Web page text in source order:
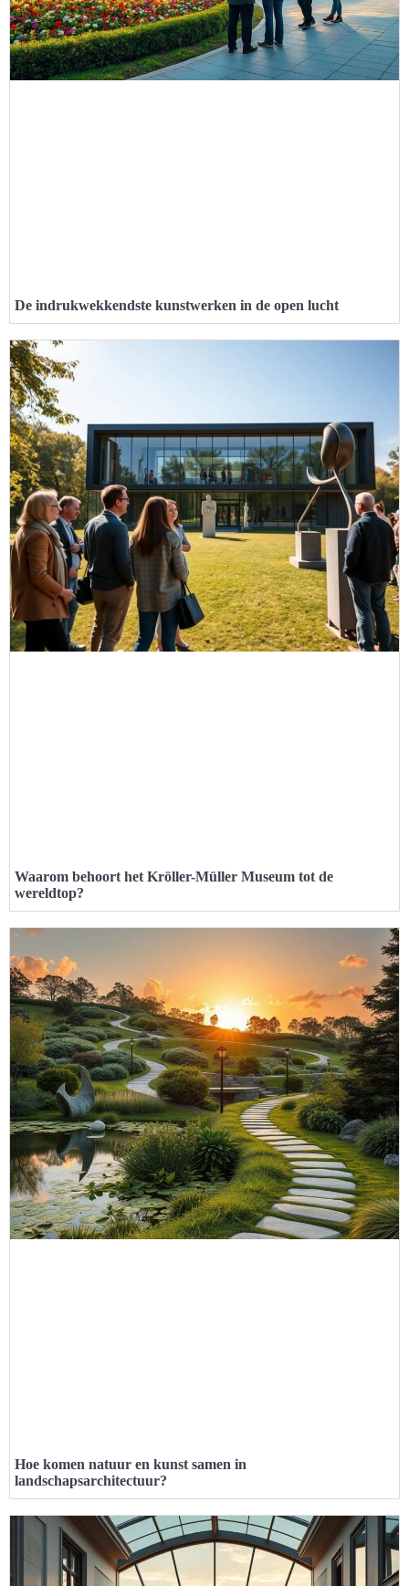
De indrukwekkendste kunstwerken in de open lucht
Waarom behoort het Kröller-Müller Museum tot de
wereldtop?
Hoe komen natuur en kunst samen in
landschapsarchitectuur?